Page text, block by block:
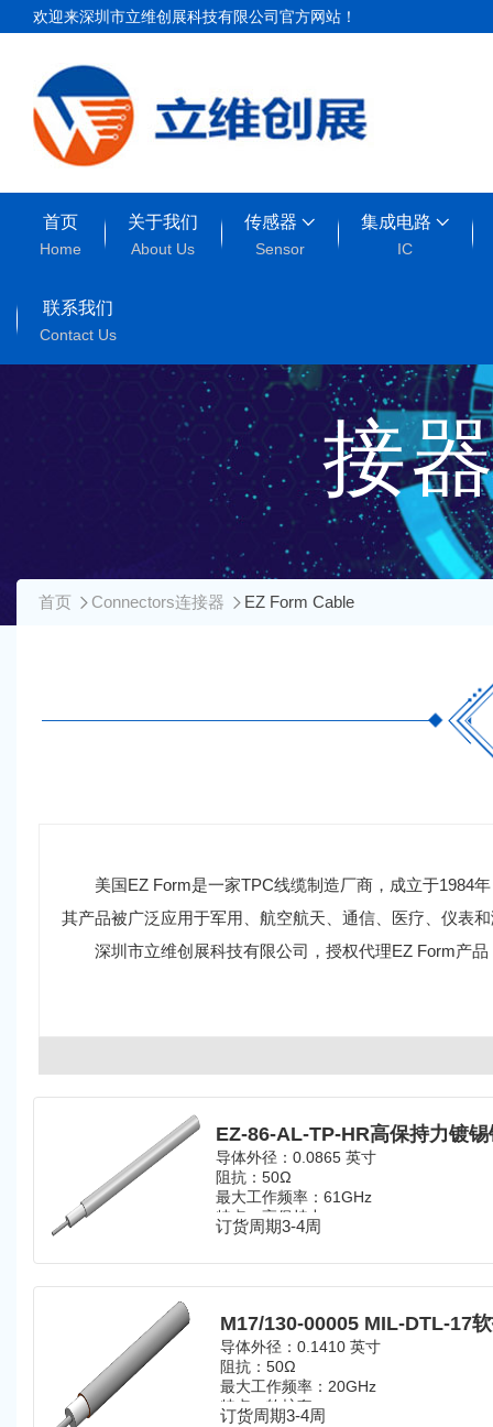
欢迎来深圳市立维创展科技有限公司官方网站！
首页
Home
关于我们
About Us
传感器
Sensor
集成电路
IC
联系我们
Contact Us
接
首页 Connectors连接器 EZ Form Cable
美国EZ Form是一家TPC线缆制造厂商，成立于1984
其产品被广泛应用于军用、航空航天、通信、医疗、仪表
深圳市立维创展科技有限公司，授权代理EZ Form产
导体外径：0.0865 英寸
阻抗：50Ω
最大工作频率：61GHz
特点：高保持力
订货周期3-4周
M17/130-00005 MIL-DTL-17
导体外径：0.1410 英寸
阻抗：50Ω
最大工作频率：20GHz
特点：软护套
订货周期3-4周